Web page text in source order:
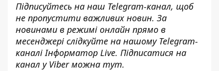
Підписуйтесь на наш Telegram-канал, щоб
не пропустити важливих новин. За
новинами в режимі онлайн прямо в
месенджері слідкуйте на нашому Telegram-
каналіІнформатор Live. Підписатися на
канал у Viber можна тут.